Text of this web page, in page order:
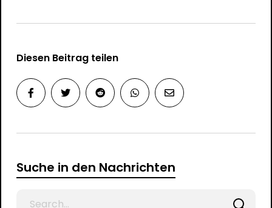
Diesen Beitrag teilen
Suche in den Nachrichten